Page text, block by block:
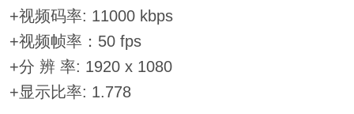
+视频码率: 11000 kbps
+视频帧率：50 fps
+分 辨 率: 1920 x 1080
+显示比率: 1.778